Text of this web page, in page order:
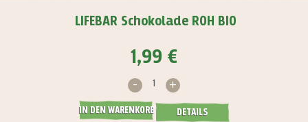
LIFEBAR Schokolade ROH BIO
1,99 €
- +
IN DEN WARENKORB DETAILS